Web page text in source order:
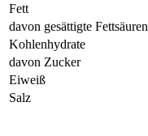
Fett
davon gesättigte Fettsäuren
Kohlenhydrate
davon Zucker
Eiweiß
Salz